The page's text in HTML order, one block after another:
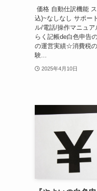
価格 自動仕訳機能
込)~なしなし サポー
ル/電話/操作マニュア
らく記帳de白色申告
の運営実績☆消費税
験...
2025年4月10日